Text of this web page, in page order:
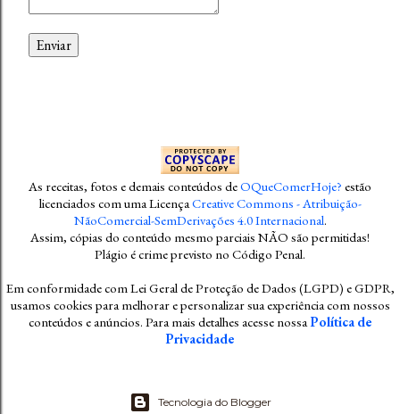
As receitas, fotos e demais conteúdos deOQueComerHoje? estão
licenciados com uma LicençaCreative Commons - Atribuição-
NãoComercial-SemDerivações 4.0 Internacional.
Assim, cópias do conteúdo mesmo parciais NÃO são permitidas!
Plágio é crime previsto no Código Penal.
Em conformidade com Lei Geral de Proteção de Dados (LGPD) e GDPR,
usamos cookies para melhorar e personalizar sua experiência com nossos
conteúdos e anúncios. Para mais detalhes acesse nossaPolítica de
Privacidade
Tecnologia do Blogger